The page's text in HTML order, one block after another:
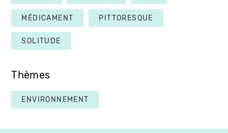
MÉDICAMENT PITTORESQUE
SOLITUDE
Thèmes
ENVIRONNEMENT